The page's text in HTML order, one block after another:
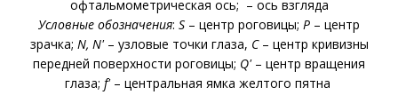
офтальмометрическая ось; – ось взгляда
Условные обозначения: S – центр роговицы; Р – центр
зрачка; N, N'– узловые точки глаза, C– центр кривизны
передней поверхности роговицы; Q'– центр вращения
глаза; f'– центральная ямка желтого пятна